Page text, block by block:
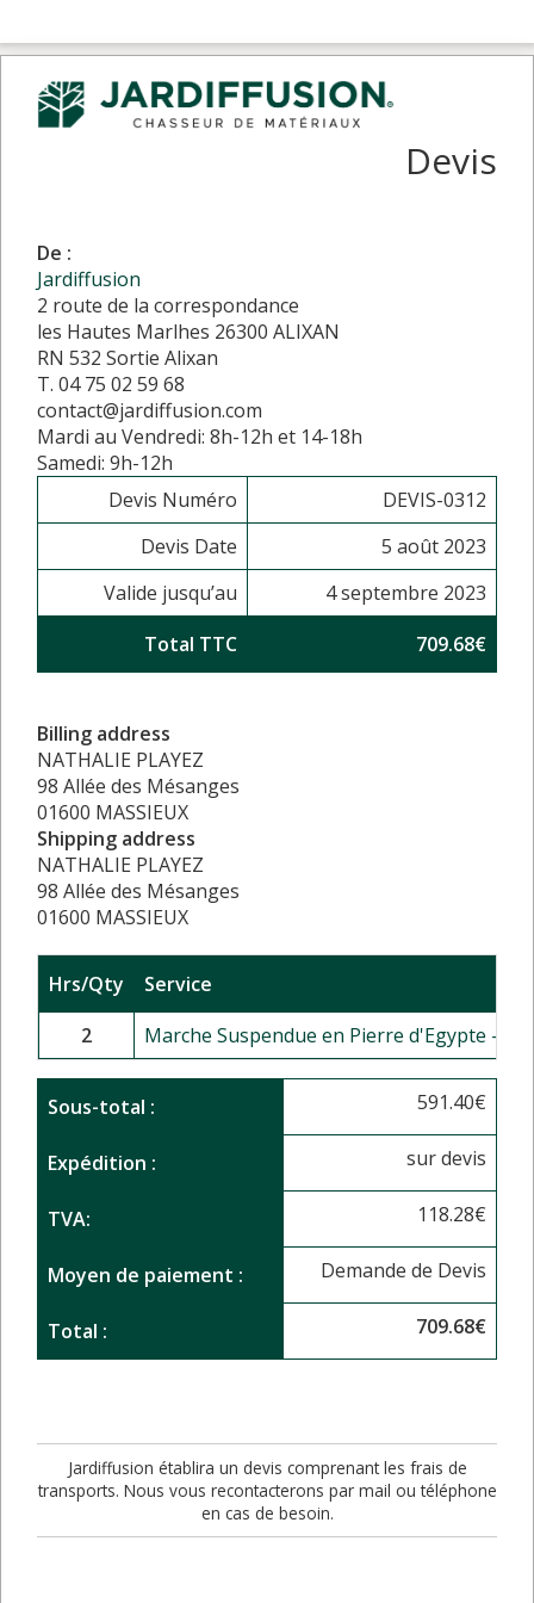
Devis
De :
Jardiffusion
2 route de la correspondance
les Hautes Marlhes 26300 ALIXAN
RN 532 Sortie Alixan
T. 04 75 02 59 68
contact@jardiffusion.com
Mardi au Vendredi: 8h-12h et 14-18h
Samedi: 9h-12h
Devis Numéro
DEVIS-0312
Devis Date
5 août 2023
Valide jusqu’au
4 septembre 2023
Total TTC
709.68€
Billing address
NATHALIE PLAYEZ
98 Allée des Mésanges
01600 MASSIEUX
Shipping address
NATHALIE PLAYEZ
98 Allée des Mésanges
01600 MASSIEUX
Hrs/Qty
Service
2
Marche Suspendue en Pierre d'Egypte -
Sous-total : 591.40€
Expédition : sur devis
TVA: 118.28€
Moyen de paiement : Demande de Devis
Total : 709.68€
Jardiffusion établira un devis comprenant les frais de
transports. Nous vous recontacterons par mail ou téléphone
en cas de besoin.